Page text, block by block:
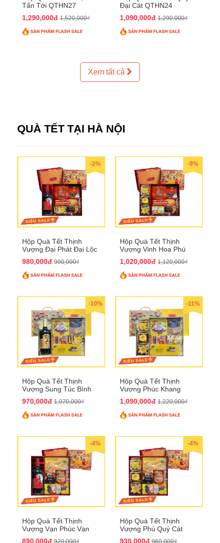
Tấn Tới QTHN27
1,290,000đ 1,520,000₫
Đại Cát QTHN24
1,090,000đ 1,290,000₫
Xem tất cả
QUÀ TẾT TẠI HÀ NỘI
-2%
Hộp Quà Tết Thịnh
Vượng Đại Phát Đại Lộc
980,000đ 990,000₫
-9%
Hộp Quà Tết Thịnh
Vượng Vinh Hoa Phú
1,020,000đ 1,120,000₫
-10%
Hộp Quà Tết Thịnh
Vượng Sung Túc Bình
970,000đ 1,070,000₫
-11%
Hộp Quà Tết Thịnh
Vượng Phúc Khang
1,090,000đ 1,220,000₫
-4%
Hộp Quà Tết Thịnh
Vượng Vạn Phúc Vạn
890,000đ 920,000₫
-4%
Hộp Quà Tết Thịnh
Vượng Phú Quý Cát
930,000đ 960,000₫